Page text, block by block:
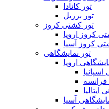
تور کانادا
تور برزیل
تور کشتی کروز
کروز اروپا
کروز آسیا
تور نمایشگاهی
اروپا
فرانسه
آسیا